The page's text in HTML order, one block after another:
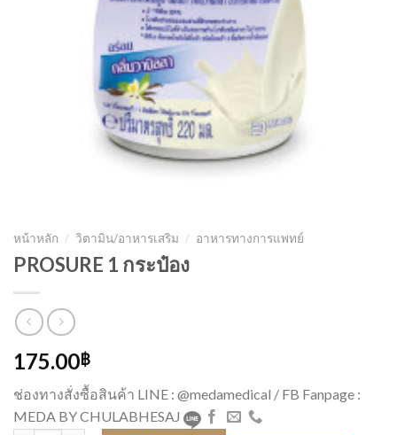
หน้าหลัก / วิตามิน/อาหารเสริม / อาหารทางการแพทย์
PROSURE 1 กระป๋อง
175.00฿
ช่องทางสั่งซื้อสินค้า LINE : @medamedical / FB Fanpage :
MEDA BY CHULABHESAJ